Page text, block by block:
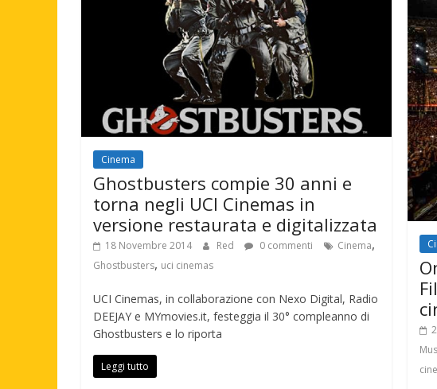
Cinema
Ghostbusters compie 30 anni e
torna negli UCI Cinemas in
versione restaurata e digitalizzata
18 Novembre 2014 Red 0 commenti Cinema,
Ghostbusters, uci cinemas
UCI Cinemas, in collaborazione con Nexo Digital, Radio
DEEJAY e MYmovies.it, festeggia il 30° compleanno di
Ghostbusters e lo riporta
Leggi tutto